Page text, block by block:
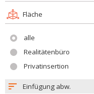
Fläche
alle
Realitätenbüro
Privatinsertion
Einfügung abw.